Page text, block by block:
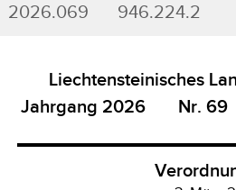
2026.069
946.224.2